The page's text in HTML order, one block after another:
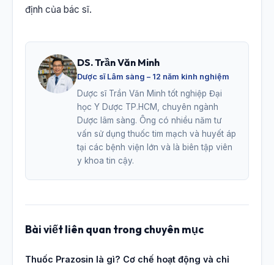
định của bác sĩ.
DS. Trần Văn Minh
Dược sĩ Lâm sàng – 12 năm kinh nghiệm
Dược sĩ Trần Văn Minh tốt nghiệp Đại
học Y Dược TP.HCM, chuyên ngành
Dược lâm sàng. Ông có nhiều năm tư
vấn sử dụng thuốc tim mạch và huyết áp
tại các bệnh viện lớn và là biên tập viên
y khoa tin cậy.
Bài viết liên quan trong chuyên mục
Thuốc Prazosin là gì? Cơ chế hoạt động và chỉ